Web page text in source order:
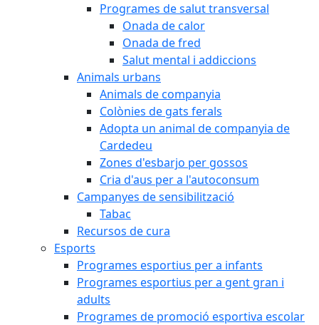
Programes de salut transversal
Onada de calor
Onada de fred
Salut mental i addiccions
Animals urbans
Animals de companyia
Colònies de gats ferals
Adopta un animal de companyia de
Cardedeu
Zones d'esbarjo per gossos
Cria d'aus per a l'autoconsum
Campanyes de sensibilització
Tabac
Recursos de cura
Esports
Programes esportius per a infants
Programes esportius per a gent gran i
adults
Programes de promoció esportiva escolar